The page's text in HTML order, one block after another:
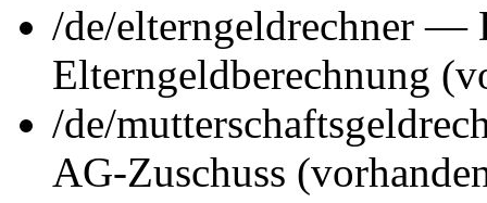
/de/elterngeldrechner —
Elterngeldberechnung
/de/
AG-Zuschuss